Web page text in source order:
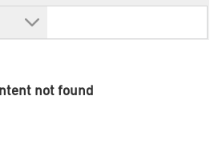
not found